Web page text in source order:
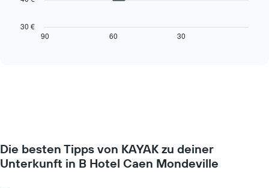
Wochentage
anzeigt.
durchschnittlichen
Zimmerpreis
anzeigt.
Diagramm
näher
das
90 60 30
30 €
Die besten Tipps von KAYAK zu deiner
Unterkunft in B Hotel Caen Mondeville